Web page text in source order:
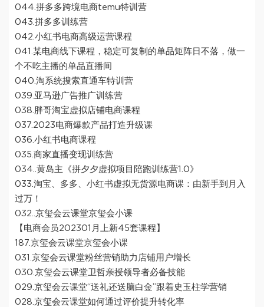
044.拼多多跨境电商temu特训营
043.拼多多训练营
042.小红书电商高级运营课程
041.某电商线下课程，稳定可复制的单品矩阵日不落，做一
个不吃主播的单品直播间
040.淘系统搜索直通车特训营
039.亚马逊广告推广训练营
038.胖哥淘宝虚拟店铺电商课程
037.2023电商爆款产品打造升级课
036.小红书电商课程
035.商家直播变现训练营
034..黄岛主《拼夕夕虚拟项目陪跑训练营1.0》
033.淘宝、多多、小红书虚拟无货源电商课：由新手到月入
过万！
032..京玺会云课堂京玺会小课
【电商会员202301月上新45套课程】
187.京玺会云课堂京玺会小课
031.京玺会云课堂粉丝营销助力店铺用户增长
030.京玺会云课堂卫哲亲授领导者必备技能
029.京玺会云课堂“送礼还送脑白金”跟着史玉柱学营销
028.京玺会云课堂如何通过评价提升转化率